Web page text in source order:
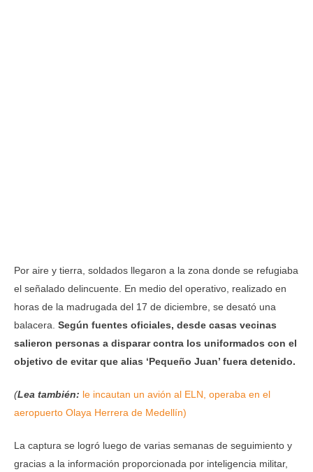
Por aire y tierra, soldados llegaron a la zona donde se refugiaba
el señalado delincuente. En medio del operativo, realizado en
horas de la madrugada del 17 de diciembre, se desató una
balacera. Según fuentes oficiales, desde casas vecinas
salieron personas a disparar contra los uniformados con el
objetivo de evitar que alias ‘Pequeño Juan’ fuera detenido.
(Lea también: le incautan un avión al ELN, operaba en el
aeropuerto Olaya Herrera de Medellín)
La captura se logró luego de varias semanas de seguimiento y
gracias a la información proporcionada por inteligencia militar,